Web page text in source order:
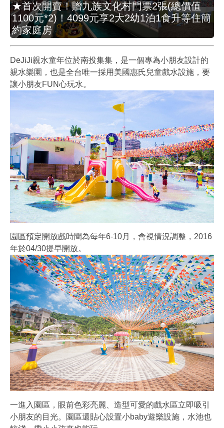
★首次開賣！贈九族文化村門票2張(總價值
1100元*2)！4099元享2大2幼1泊1食升等住簡
約家庭房
DeJiJi親水童年位於南投集集，是一個專為小朋友設計的
親水樂園，也是全台唯一採用美國惠氏兒童戲水設施，要
讓小朋友FUN心玩水。
園區預定開放戲時間為每年6-10月，會視情況調整，2016
年於04/30提早開放。
一進入園區，眼前色彩亮麗、造型可愛的戲水區立即吸引
小朋友的目光。園區還貼心設置小baby遊樂設施，水池也